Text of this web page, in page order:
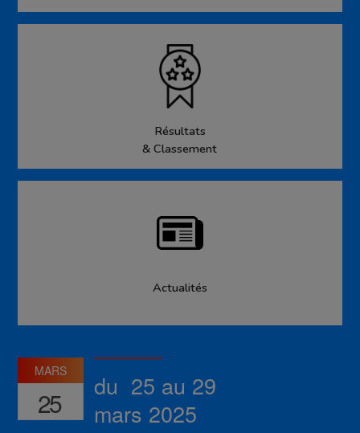
Résultats
& Classement
Actualités
MARS
25
du 25 au 29
mars 2025